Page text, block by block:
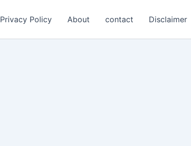
Privacy Policy About contact Disclaimer